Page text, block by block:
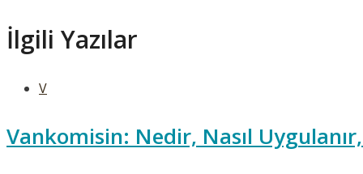
İlgili Yazılar
V
Vankomisin: Nedir, Nasıl